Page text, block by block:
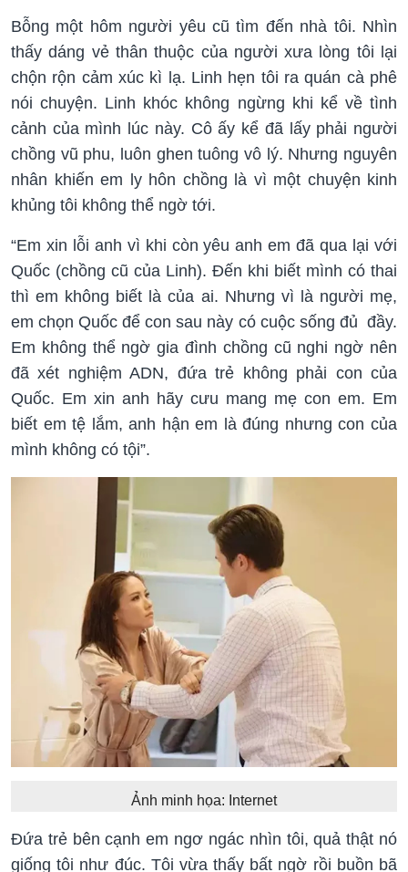
Bỗng một hôm người yêu cũ tìm đến nhà tôi. Nhìn
thấy dáng vẻ thân thuộc của người xưa lòng tôi lại
chộn rộn cảm xúc kì lạ. Linh hẹn tôi ra quán cà phê
nói chuyện. Linh khóc không ngừng khi kể về tình
cảnh của mình lúc này. Cô ấy kể đã lấy phải người
chồng vũ phu, luôn ghen tuông vô lý. Nhưng nguyên
nhân khiến em ly hôn chồng là vì một chuyện kinh
khủng tôi không thể ngờ tới.
“Em xin lỗi anh vì khi còn yêu anh em đã qua lại với
Quốc (chồng cũ của Linh). Đến khi biết mình có thai
thì em không biết là của ai. Nhưng vì là người mẹ,
em chọn Quốc để con sau này có cuộc sống đủ đầy.
Em không thể ngờ gia đình chồng cũ nghi ngờ nên
đã xét nghiệm ADN, đứa trẻ không phải con của
Quốc. Em xin anh hãy cưu mang mẹ con em. Em
biết em tệ lắm, anh hận em là đúng nhưng con của
mình không có tội”.
Ảnh minh họa: Internet
Đứa trẻ bên cạnh em ngơ ngác nhìn tôi, quả thật nó
giống tôi như đúc. Tôi vừa thấy bất ngờ rồi buồn bã